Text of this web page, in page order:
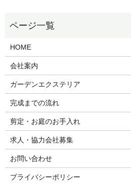
HOME
会社案内
ガーデンエクステリア
完成までの流れ
剪定・お庭のお手入れ
求人・協力会社募集
お問い合わせ
プライバシーポリシー